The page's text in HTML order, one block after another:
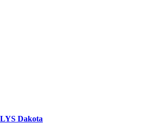
Dakota